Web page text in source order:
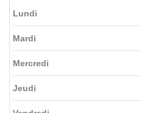
Lundi
Mardi
Mercredi
Jeudi